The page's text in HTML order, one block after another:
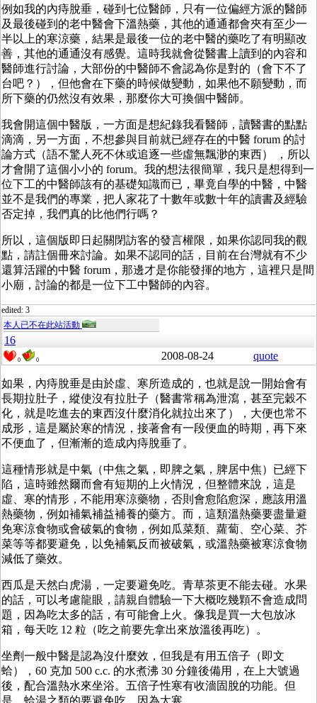
例如我的內痔脫垂，碰到七位醫師，只有一位偏經方派的醫師
及最後碰到的老中醫會下溫熱藥，其他的通通都會夾有至少一
半以上的寒涼藥，結果是最後一位的老中醫的藥吃了有明顯改
善，其他的通通沒有感覺。這時我就會從醫書上讀到的內容和
醫師進行討論，大部份的中醫師不會認為你是對的（會下不了
台吧？），但他會在下藥的時候做變動，如果他不願變動，而
所下藥的仍然沒有效果，那麼你大可換個中醫師。
我會開這個中醫版，一方面是想紀錄我看醫師，讀醫書的點點
滴滴，另一方面，不想參與目前就已經存在的中醫 forum 的討
論方式（語不驚人死不休或追逐一些虛無飄渺的東西） ，所以
才會開了這個小小的 forum。我的想法很簡單，我只是想得到一
位下工的中醫師該有的基礎知識而已，畢竟自學的中醫，中醫
並不是我們的專業，把人家花了十數年或數十年的讀書及經驗
否定掉，我們真的比他們行嗎？
所以，這個版即日起關閉訪客的發言權限，如果你認同我的觀
點，請註個冊來討論。如果不認同的話，目前在台灣就有不少
還算活躍的中醫 forum，那邊才是你能發揮的地方，這裡只是間
小廟，討論的都是一位下工中醫師的內容。
edited: 3
本人已不在此站活動
16
0 0 2008-08-24 quote
如果，內痔脫垂是由於虛、寒所造成的，也就是說一開始會有
長期拉肚子，縱使沒有拉肚子（醫書常稱為泄瀉，甚至完穀不
化，就是吃進去的東西沒什麼消化就拉出來了），大便也常不
成形，這是屬於寒的情況，接著會有一段便血的時期，再下來
不便血了，但漸漸的造成內痔脫垂了。
這種情形就是中氣（中焦之氣，即脾之氣，脾居中焦）已經下
陷，這時雖然爾而會有短期的上火情況，但整體來說，這是
虛、寒的情形，不能用寒涼藥物，否則會愈陷愈深，應該用溫
熱藥物，例如補氣補益補養的藥方。而，這類溫熱藥要盡量避
免寒涼食物或會破氣的食物，例如瓜菜類、蘿蔔、空心菜、芥
菜等等都要避免，以免補氣反而被破氣，或溫熱藥被寒涼食物
減低了藥效。
西瓜是天然白虎湯，一定要避免吃。青草茶更不能去碰。水果
的話，可以考慮龍眼，請親自體驗一下大概吃幾顆不會造成問
題，因為吃太多的話，有可能會上火。像我是買一大包放冰
箱，每天吃 12 粒（吃之前要先拿出來放溫後再吃）。
坐劑一般中醫是認為沒什麼效，但我是有用五倍子（即文
蛤），60 克加 500 c.c. 的水煮沸 30 分鐘後備用，在上大號過
後，配合溫熱水來坐浴。五倍子性寒有收濇固脫的功能。但